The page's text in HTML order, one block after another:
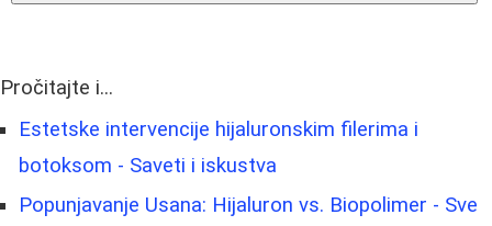
Pročitajte i...
Estetske intervencije hijaluronskim filerima i
botoksom - Saveti i iskustva
Popunjavanje Usana: Hijaluron vs. Biopolimer - Sve